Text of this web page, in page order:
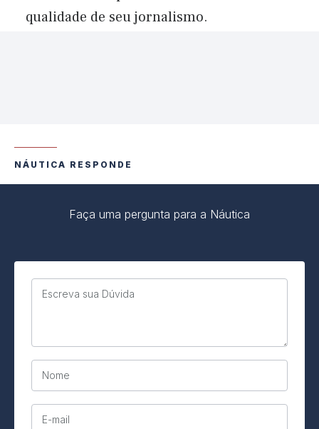
qualidade de seu jornalismo.
NÁUTICA RESPONDE
Faça uma pergunta para a Náutica
Escreva sua Dúvida
Nome
E-mail